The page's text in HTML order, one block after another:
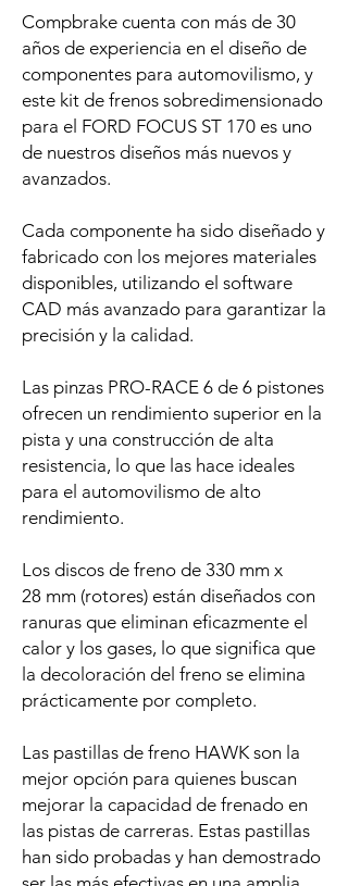
Compbrake cuenta con más de 30
años de experiencia en el diseño de
componentes para automovilismo, y
este kit de frenos sobredimensionado
para el FORD FOCUS ST 170 es uno
de nuestros diseños más nuevos y
avanzados.
Cada componente ha sido diseñado y
fabricado con los mejores materiales
disponibles, utilizando el software
CAD más avanzado para garantizar la
precisión y la calidad.
Las pinzas PRO-RACE 6 de 6 pistones
ofrecen un rendimiento superior en la
pista y una construcción de alta
resistencia, lo que las hace ideales
para el automovilismo de alto
rendimiento.
Los discos de freno de 330 mm x
28 mm (rotores) están diseñados con
ranuras que eliminan eficazmente el
calor y los gases, lo que significa que
la decoloración del freno se elimina
prácticamente por completo.
Las pastillas de freno HAWK son la
mejor opción para quienes buscan
mejorar la capacidad de frenado en
las pistas de carreras. Estas pastillas
han sido probadas y han demostrado